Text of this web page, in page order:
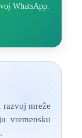
WhatsApp.
razvoj mreže
vremensku